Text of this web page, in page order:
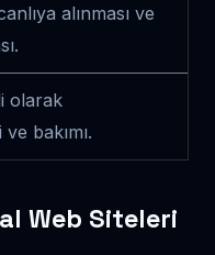
alınması ve
olarak
bakımı.
Web Siteleri